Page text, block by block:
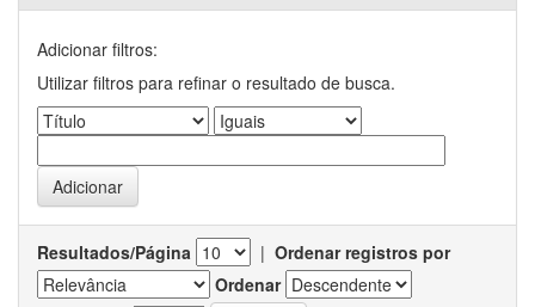
Adicionar filtros:
Utilizar filtros para refinar o resultado de busca.
Resultados/Página | Ordenar registros por
Ordenar